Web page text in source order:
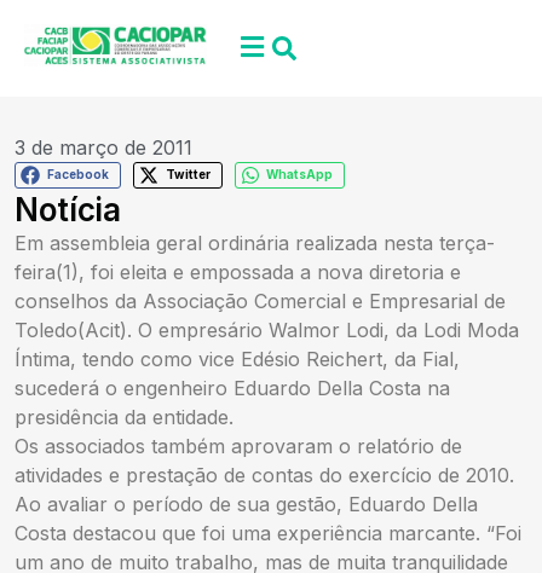
3 de março de 2011
Facebook Twitter WhatsApp
Notícia
Em assembleia geral ordinária realizada nesta terça-
feira(1), foi eleita e empossada a nova diretoria e
conselhos da Associação Comercial e Empresarial de
Toledo(Acit). O empresário Walmor Lodi, da Lodi Moda
Íntima, tendo como vice Edésio Reichert, da Fial,
sucederá o engenheiro Eduardo Della Costa na
presidência da entidade.
Os associados também aprovaram o relatório de
atividades e prestação de contas do exercício de 2010.
Ao avaliar o período de sua gestão, Eduardo Della
Costa destacou que foi uma experiência marcante. “Foi
um ano de muito trabalho, mas de muita tranquilidade